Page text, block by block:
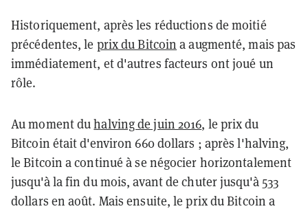
Historiquement, après les réductions de moitié
précédentes, le prix du Bitcoin a augmenté, mais pas
immédiatement, et d'autres facteurs ont joué un
rôle.
Au moment duhalving de juin 2016, le prix du
Bitcoin était d'environ 660 dollars ; après l'halving,
le Bitcoin a continué à se négocier horizontalement
jusqu'à la fin du mois, avant de chuter jusqu'à 533
dollars en août. Mais ensuite, le prix du Bitcoin a